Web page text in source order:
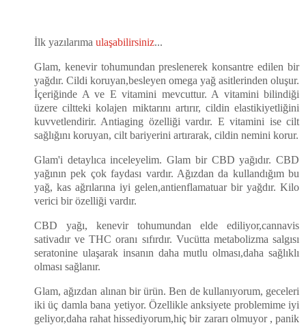
İlk yazılarıma ulaşabilirsiniz...
Glam, kenevir tohumundan preslenerek konsantre edilen bir
yağdır. Cildi koruyan,besleyen omega yağ asitlerinden oluşur.
İçeriğinde A ve E vitamini mevcuttur. A vitamini bilindiği
üzere ciltteki kolajen miktarını artırır, cildin elastikiyetliğini
kuvvetlendirir. Antiaging özelliği vardır. E vitamini ise cilt
sağlığını koruyan, cilt bariyerini artırarak, cildin nemini korur.
Glam'i detaylıca inceleyelim. Glam bir CBD yağıdır. CBD
yağının pek çok faydası vardır. Ağızdan da kullandığım bu
yağ, kas ağrılarına iyi gelen,antienflamatuar bir yağdır. Kilo
verici bir özelliği vardır.
CBD yağı, kenevir tohumundan elde ediliyor,cannavis
sativadır ve THC oranı sıfırdır. Vucütta metabolizma salgısı
seratonine ulaşarak insanın daha mutlu olması,daha sağlıklı
olması sağlanır.
Glam, ağızdan alınan bir ürün. Ben de kullanıyorum, geceleri
iki üç damla bana yetiyor. Özellikle anksiyete problemime iyi
geliyor,daha rahat hissediyorum,hiç bir zararı olmuyor , panik